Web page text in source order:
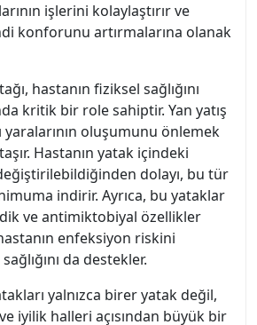
işlerini kolaylaştırır ve
konforunu artırmalarına olanak
hastanın fiziksel sağlığını
kritik bir role sahiptir. Yan yatış
yaralarının oluşumunu önlemek
Hastanın yatak içindeki
dolayı, bu tür
indirir. Ayrıca, bu yataklar
ve antimiktobiyal özellikler
enfeksiyon riskini
da destekler.
yalnızca birer yatak değil,
iyilik halleri açısından büyük bir